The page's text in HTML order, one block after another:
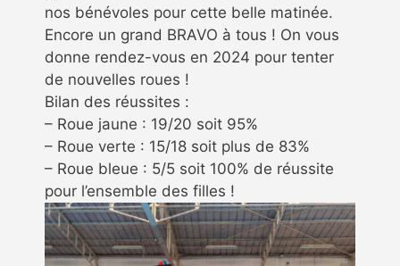
nos bénévoles pour cette belle matinée.
Encore un grand BRAVO à tous ! On vous
donne rendez-vous en 2024 pour tenter
de nouvelles roues !
Bilan des réussites :
– Roue jaune : 19/20 soit 95%
– Roue verte : 15/18 soit plus de 83%
– Roue bleue : 5/5 soit 100% de réussite
pour l’ensemble des filles !